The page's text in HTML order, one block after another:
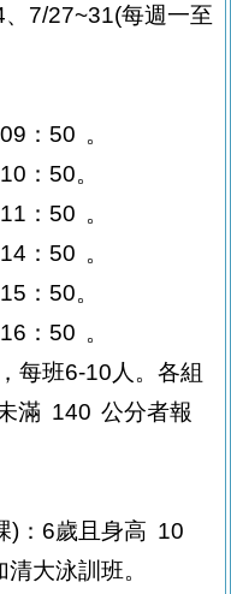
、 7/27~31(每週一至
09 ： 50 。
10 ： 50。
11 ： 50 。
14 ： 50 。
15 ： 50。
16 ： 50 。
每班6-10 人 。各組
滿 140公分者報
) ：6歲且身高 10
大泳訓班。